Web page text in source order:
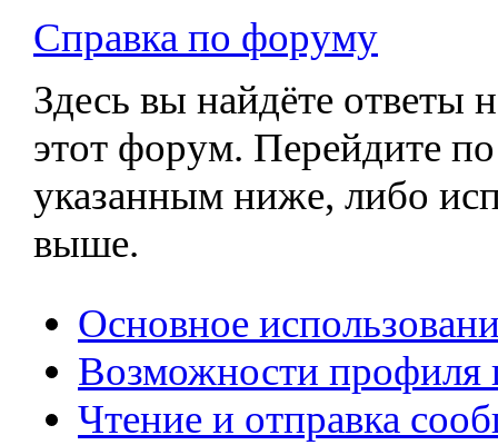
Справка по форуму
Здесь вы найдёте ответы
этот форум. Перейдите
указанным ниже, либо
выше.
Основное
Возможности профиля
Чтение и отправка